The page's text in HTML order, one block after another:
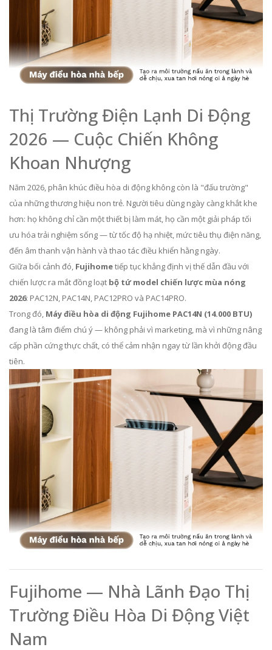
Thị Trường Điện Lạnh Di Động
2026 — Cuộc Chiến Không
Khoan Nhượng
Năm 2026, phân khúc điều hòa di động không còn là "đấu trường"
của những thương hiệu non trẻ. Người tiêu dùng ngày càng khắt khe
hơn: họ không chỉ cần một thiết bị làm mát, họ cần một giải pháp tối
ưu hóa trải nghiệm sống — từ tốc độ hạ nhiệt, mức tiêu thụ điện năng,
đến âm thanh vận hành và thao tác điều khiển hằng ngày.
Giữa bối cảnh đó, Fujihometiếp tục khẳng định vị thế dẫn đầu với
chiến lược ra mắt đồng loạt bộ tứ model chiến lược mùa nóng
2026: PAC12N, PAC14N, PAC12PRO và PAC14PRO.
Trong đó, Máy điều hòa di động Fujihome PAC14N (14.000 BTU)
đang là tâm điểm chú ý — không phải vì marketing, mà vì những nâng
cấp phần cứng thực chất, có thể cảm nhận ngay từ lần khởi động đầu
tiên.
Fujihome — Nhà Lãnh Đạo Thị
Trường Điều Hòa Di Động Việt
Nam